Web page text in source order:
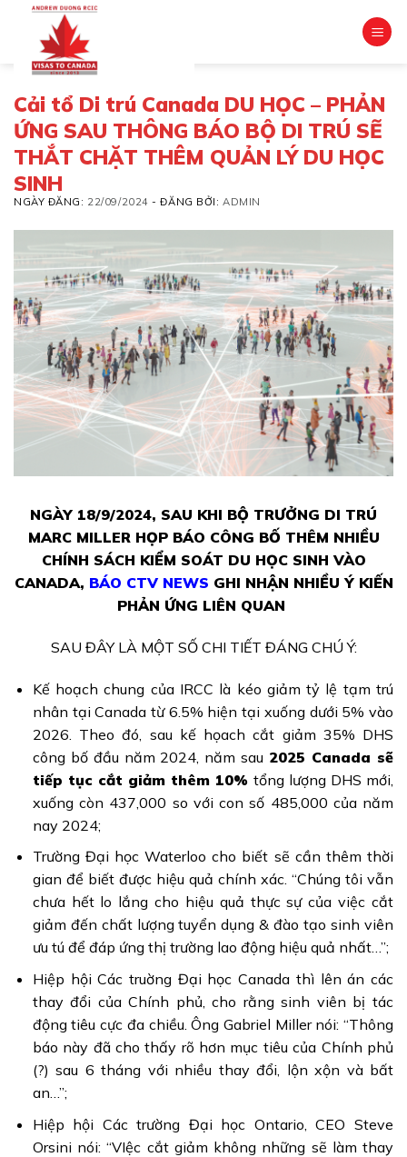
content
Cải tổ Di trú Canada DU HỌC – PHẢN
ỨNG SAU THÔNG BÁO BỘ DI TRÚ SẼ
THẮT CHẶT THÊM QUẢN LÝ DU HỌC
SINH
NGÀY ĐĂNG: 22/09/2024 -ĐĂNG BỞI:ADMIN
NGÀY 18/9/2024, SAU KHI BỘ TRƯỞNG DI TRÚ
MARC MILLER HỌP BÁO CÔNG BỐ THÊM NHIỀU
CHÍNH SÁCH KIỂM SOÁT DU HỌC SINH VÀO
CANADA, BÁO CTV NEWS GHI NHẬN NHIỀU Ý KIẾN
PHẢN ỨNG LIÊN QUAN
SAU ĐÂY LÀ MỘT SỐ CHI TIẾT ĐÁNG CHÚ Ý:
Kế hoạch chung của IRCC là kéo giảm tỷ lệ tạm trú
nhân tại Canada từ 6.5% hiện tại xuống dưới 5% vào
2026. Theo đó, sau kế họach cắt giảm 35% DHS
công bố đầu năm 2024, năm sau 2025 Canada sẽ
tiếp tục cắt giảm thêm 10% tổng lượng DHS mới,
xuống còn 437,000 so với con số 485,000 của năm
nay 2024;
Trường Đại học Waterloo cho biết sẽ cần thêm thời
gian để biết được hiệu quả chính xác. “Chúng tôi vẫn
chưa hết lo lắng cho hiệu quả thực sự của việc cắt
giảm đến chất lượng tuyển dụng & đào tạo sinh viên
ưu tú để đáp ứng thị trường lao động hiệu quả nhất…”;
Hiệp hội Các truờng Đại học Canada thì lên án các
thay đổi của Chính phủ, cho rằng sinh viên bị tác
động tiêu cực đa chiều. Ông Gabriel Miller nói: “Thông
báo này đã cho thấy rõ hơn mục tiêu của Chính phủ
(?) sau 6 tháng với nhiều thay đổi, lộn xộn và bất
an…”;
Hiệp hội Các trường Đại học Ontario, CEO Steve
Orsini nói: “VIệc cắt giảm không những sẽ làm thay